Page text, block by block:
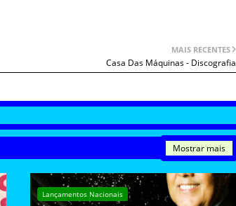
MAIS RECENTES
Casa Das Máquinas - Discografia
Mostrar mais
Lançamentos Nacionais